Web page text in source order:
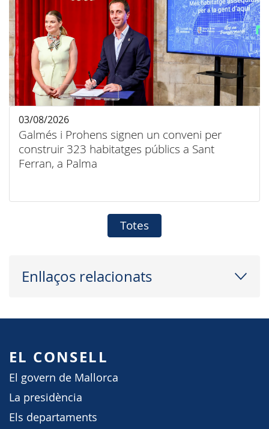
Galmés i Prohens signen un conveni per
construir 323 habitatges públics a Sant
Ferran, a Palma
03/08/2026
Totes
Enllaços relacionats
EL CONSELL
El govern de Mallorca
La presidència
Els departaments